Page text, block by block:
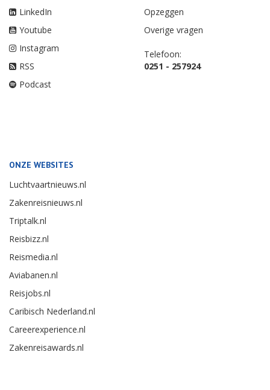
LinkedIn
Youtube
Instagram
RSS
Podcast
Opzeggen
Overige vragen
Telefoon:
0251 - 257924
ONZE WEBSITES
Luchtvaartnieuws.nl
Zakenreisnieuws.nl
Triptalk.nl
Reisbizz.nl
Reismedia.nl
Aviabanen.nl
Reisjobs.nl
Caribisch Nederland.nl
Careerexperience.nl
Zakenreisawards.nl